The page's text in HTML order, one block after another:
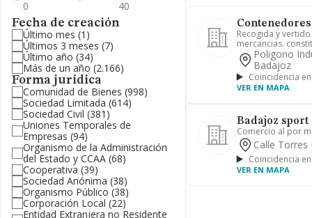
Fecha de creación
Último mes (1)
Últimos 3 meses (7)
Último año (34)
Más de un año (2.166)
Forma jurídica
Comunidad de Bienes (998)
Sociedad Limitada (614)
Sociedad Civil (381)
Uniones Temporales de
Empresas (94)
Organismo de la Administración
del Estado y CCAA (68)
Cooperativa (39)
Sociedad Anónima (38)
Organismo Público (38)
Corporación Local (22)
Entidad Extranjera no Residente
Recogida y
mercancias.
Poligono
Badajoz
Coincidencia
VER EN MAPA
Badajoz sport
Comercio al por
Calle
Coincidencia
VER EN MAPA